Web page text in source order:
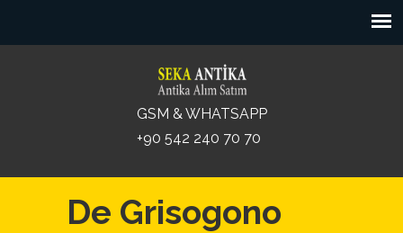
GSM & WHATSAPP
+90 542 240 70 70
De Grisogono